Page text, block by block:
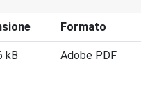
Formato
kB Adobe PDF